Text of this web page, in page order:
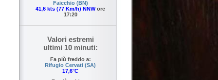
Faicchio (BN)
41,6 kts (77 Km/h) NNWore
17:20
Valori estremi
ultimi 10 minuti:
Fa più freddo a:
Rifugio Cervati (SA)
17,6°C